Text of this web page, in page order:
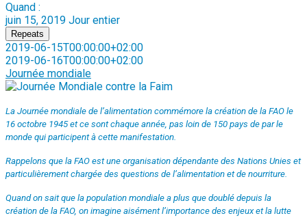
Quand :
juin 15, 2019 Jour entier
Repeats
2019-06-15T00:00:00+02:00
2019-06-16T00:00:00+02:00
Journée mondiale
La Journée mondiale de l’alimentation commémore la création de la FAO le
16 octobre 1945 et ce sont chaque année, pas loin de 150 pays de par le
monde qui participent à cette manifestation.
Rappelons que la FAO est une organisation dépendante des Nations Unies et
particulièrement chargée des questions de l’alimentation et de nourriture.
Quand on sait que la population mondiale a plus que doublé depuis la
création de la FAO, on imagine aisément l’importance des enjeux et la lutte